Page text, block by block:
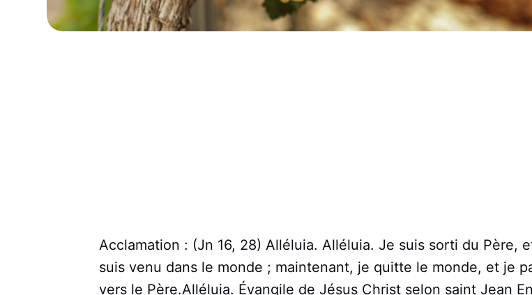
Acclamation : (Jn 16, 28) Alléluia. Alléluia. Je suis sorti du Père,
suis venu dans le monde ; maintenant, je quitte le monde, et je
vers le Père.Alléluia. Évangile de Jésus Christ selon saint Jean